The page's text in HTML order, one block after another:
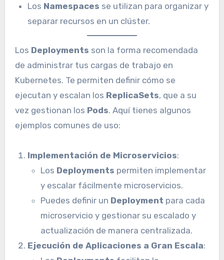
Los Namespaces se utilizan para organizar y
separar recursos en un clúster.
Los Deployments son la forma recomendada
de administrar tus cargas de trabajo en
Kubernetes. Te permiten definir cómo se
ejecutan y escalan los ReplicaSets, que a su
vez gestionan los Pods. Aquí tienes algunos
ejemplos comunes de uso:
Implementación de Microservicios:
Los Deployments permiten implementar
y escalar fácilmente microservicios.
Puedes definir un Deployment para cada
microservicio y gestionar su escalado y
actualización de manera centralizada.
Ejecución de Aplicaciones a Gran Escala: